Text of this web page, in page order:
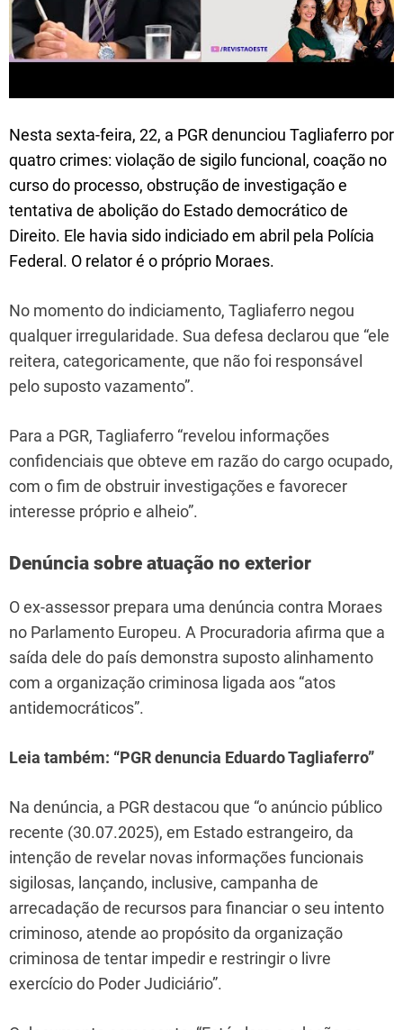
Nesta sexta-feira, 22, a PGR denunciou Tagliaferro por
quatro crimes: violação de sigilo funcional, coação no
curso do processo, obstrução de investigação e
tentativa de abolição do Estado democrático de
Direito. Ele havia sido indiciado em abril pela Polícia
Federal. O relator é o próprio Moraes.
No momento do indiciamento, Tagliaferro negou
qualquer irregularidade. Sua defesa declarou que “ele
reitera, categoricamente, que não foi responsável
pelo suposto vazamento”.
Para a PGR, Tagliaferro “revelou informações
confidenciais que obteve em razão do cargo ocupado,
com o fim de obstruir investigações e favorecer
interesse próprio e alheio”.
Denúncia sobre atuação no exterior
O ex-assessor prepara uma denúncia contra Moraes
no Parlamento Europeu. A Procuradoria afirma que a
saída dele do país demonstra suposto alinhamento
com a organização criminosa ligada aos “atos
antidemocráticos”.
Leia também: “PGR denuncia Eduardo Tagliaferro”
Na denúncia, a PGR destacou que “o anúncio público
recente (30.07.2025), em Estado estrangeiro, da
intenção de revelar novas informações funcionais
sigilosas, lançando, inclusive, campanha de
arrecadação de recursos para financiar o seu intento
criminoso, atende ao propósito da organização
criminosa de tentar impedir e restringir o livre
exercício do Poder Judiciário”.